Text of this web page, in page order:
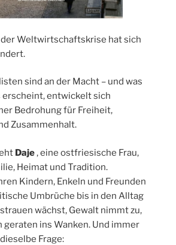
der Weltwirtschaftskrise hat sich
sind an der Macht – und was
erscheint, entwickelt sich
Bedrohung für Freiheit,
Zusammenhalt.
Daje , eine ostfriesische Frau,
Heimat und Tradition.
Kindern, Enkeln und Freunden
Umbrüche bis in den Alltag
wächst, Gewalt nimmt zu,
ins Wanken. Und immer
Frage: